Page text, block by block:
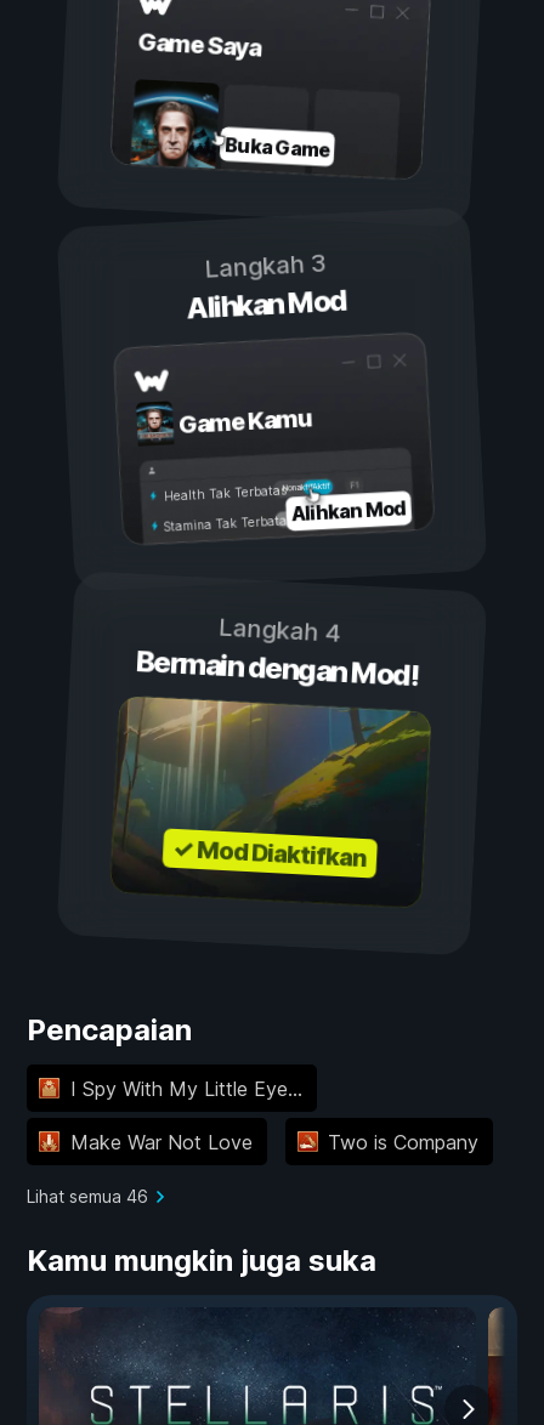
Game Saya
Buka Game
Langkah 3
Alihkan Mod
Game Kamu
Aktif
Nonaktif
Health Tak Terbatas
Stamina Tak TerbatasAlihkan Mod
Langkah 4
Bermain dengan Mod!
✓ Mod Diaktifkan
Pencapaian
I Spy With My Little Eye...
Make War Not Love Two is Company
Lihat semua 46
Kamu mungkin juga suka